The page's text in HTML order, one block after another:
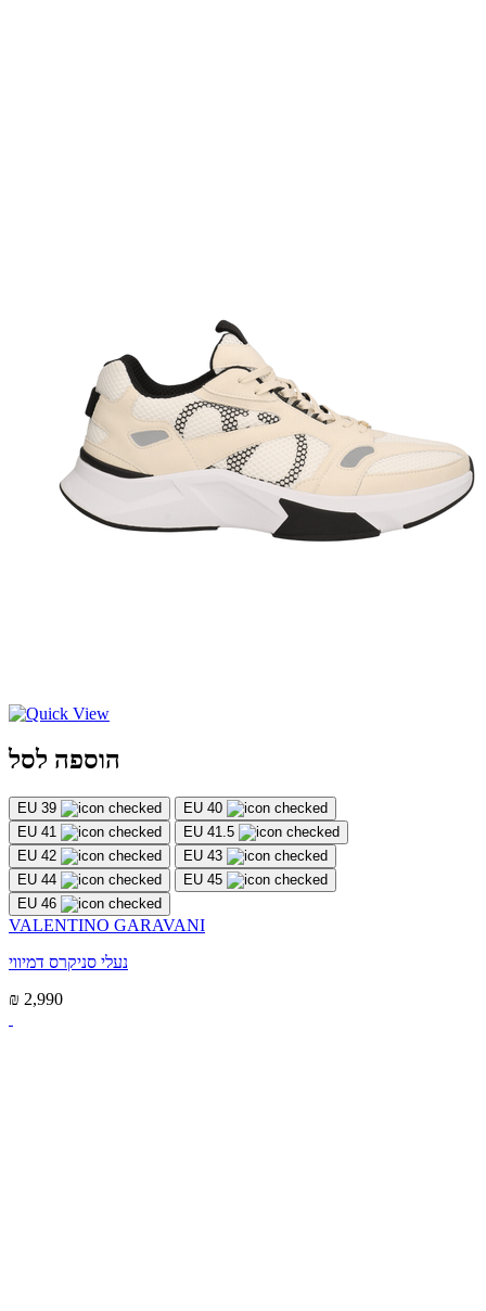
הוספה לסל
EU 39
EU 40
EU 41
EU 41.5
EU 42
EU 43
EU 44
EU 45
EU 46
VALENTINO GARAVANI
נעלי סניקרס דמיווי
₪ 2,990